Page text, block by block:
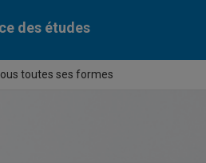
des études
toutes ses formes